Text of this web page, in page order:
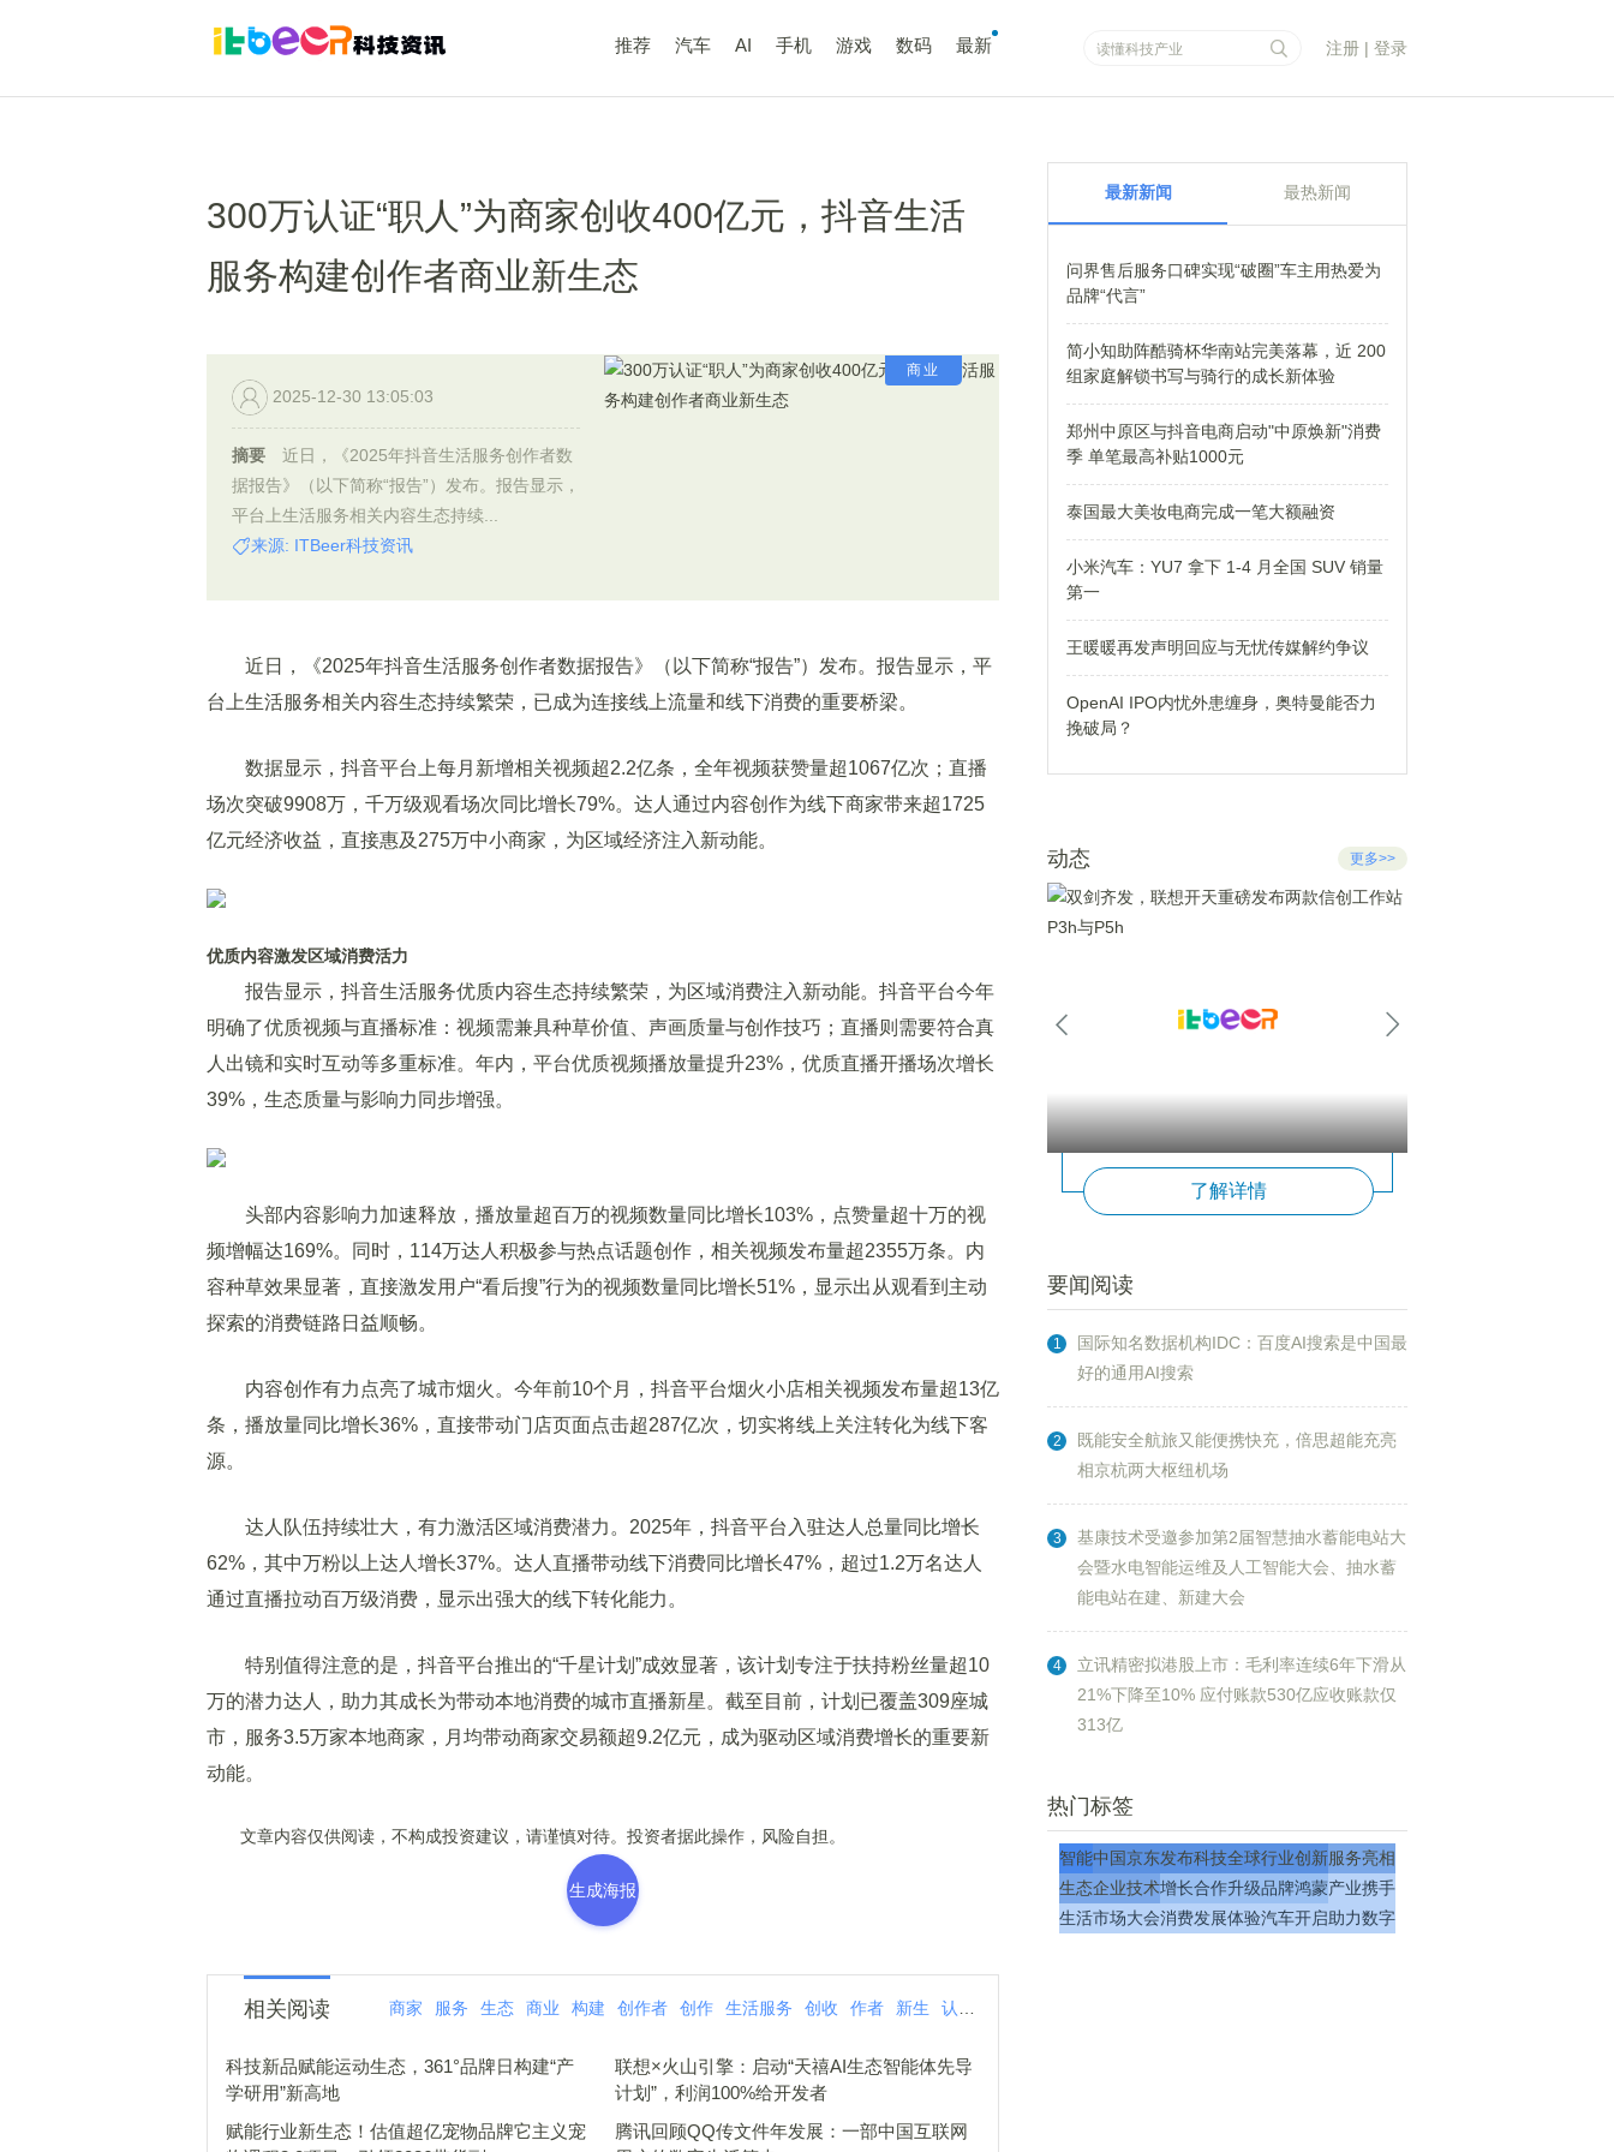
推荐 汽车 AI 手机 游戏 数码 最新 注册 | 登录
300万认证“职人”为商家创收400亿元，抖音生活
服务构建创作者商业新生态
商业
2025-12-30 13:05:03
摘要
近日，《2025年抖音生活服务创作者数
据报告》（以下简称“报告”）发布。报告显示，
平台上生活服务相关内容生态持续...
来源: ITBeer科技资讯
近日，《2025年抖音生活服务创作者数据报告》（以下简称“报告”）发布。报告显示，平
台上生活服务相关内容生态持续繁荣，已成为连接线上流量和线下消费的重要桥梁。
数据显示，抖音平台上每月新增相关视频超2.2亿条，全年视频获赞量超1067亿次；直播
场次突破9908万，千万级观看场次同比增长79%。达人通过内容创作为线下商家带来超1725
亿元经济收益，直接惠及275万中小商家，为区域经济注入新动能。
优质内容激发区域消费活力
报告显示，抖音生活服务优质内容生态持续繁荣，为区域消费注入新动能。抖音平台今年
明确了优质视频与直播标准：视频需兼具种草价值、声画质量与创作技巧；直播则需要符合真
人出镜和实时互动等多重标准。年内，平台优质视频播放量提升23%，优质直播开播场次增长
39%，生态质量与影响力同步增强。
头部内容影响力加速释放，播放量超百万的视频数量同比增长103%，点赞量超十万的视
频增幅达169%。同时，114万达人积极参与热点话题创作，相关视频发布量超2355万条。内
容种草效果显著，直接激发用户“看后搜”行为的视频数量同比增长51%，显示出从观看到主动
探索的消费链路日益顺畅。
内容创作有力点亮了城市烟火。今年前10个月，抖音平台烟火小店相关视频发布量超13亿
条，播放量同比增长36%，直接带动门店页面点击超287亿次，切实将线上关注转化为线下客
源。
达人队伍持续壮大，有力激活区域消费潜力。2025年，抖音平台入驻达人总量同比增长
62%，其中万粉以上达人增长37%。达人直播带动线下消费同比增长47%，超过1.2万名达人
通过直播拉动百万级消费，显示出强大的线下转化能力。
特别值得注意的是，抖音平台推出的“千星计划”成效显著，该计划专注于扶持粉丝量超10
万的潜力达人，助力其成长为带动本地消费的城市直播新星。截至目前，计划已覆盖309座城
市，服务3.5万家本地商家，月均带动商家交易额超9.2亿元，成为驱动区域消费增长的重要新
动能。
文章内容仅供阅读，不构成投资建议，请谨慎对待。投资者据此操作，风险自担。
生成海报
相关阅读 商家 服务 生态 商业 构建 创作者 创作 生活服务 创收 作者 新生 认证
科技新品赋能运动生态，361°品牌日构建“产
学研用”新高地
联想×火山引擎：启动“天禧AI生态智能体先导
计划”，利润100%给开发者
赋能行业新生态！估值超亿宠物品牌它主义宠
腾讯回顾QQ传文件年发展：一部中国互联网
最新新闻 最热新闻
问界售后服务口碑实现“破圈”车主用热爱为
品牌“代言”
简小知助阵酷骑杯华南站完美落幕，近 200
组家庭解锁书写与骑行的成长新体验
郑州中原区与抖音电商启动"中原焕新"消费
季 单笔最高补贴1000元
泰国最大美妆电商完成一笔大额融资
小米汽车：YU7 拿下 1-4 月全国 SUV 销量
第一
王暖暖再发声明回应与无忧传媒解约争议
OpenAI IPO内忧外患缠身，奥特曼能否力
挽破局？
动态 更多>>
了解详情
要闻阅读
1
国际知名数据机构IDC：百度AI搜索是中国最
好的通用AI搜索
2
既能安全航旅又能便携快充，倍思超能充亮
相京杭两大枢纽机场
3
基康技术受邀参加第2届智慧抽水蓄能电站大
会暨水电智能运维及人工智能大会、抽水蓄
能电站在建、新建大会
4
立讯精密拟港股上市：毛利率连续6年下滑从
21%下降至10% 应付账款530亿应收账款仅
313亿
热门标签
智能中国京东发布科技全球行业创新服务亮相
生态企业技术增长合作升级品牌鸿蒙产业携手
生活市场大会消费发展体验汽车开启助力数字